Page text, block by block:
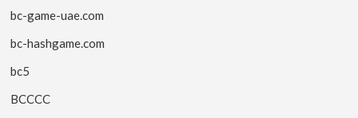
bc-game-uae.com
bc-hashgame.com
bc5
BCCCC